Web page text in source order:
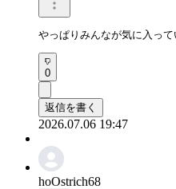
やっぱりみんなが気に入って
0
返信を書く
2026.07.06 19:47
hoOstrich68